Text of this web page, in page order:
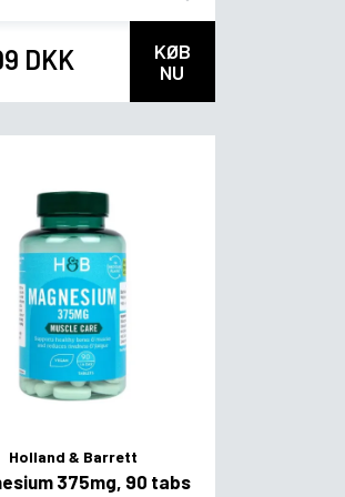
DKK
KØB
NU
Holland & Barrett
375mg, 90 tabs